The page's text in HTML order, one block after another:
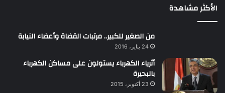
الأكثر مشاهدة
من الصغير للكبير.. مرتبات القضاة وأعضاء النيابة
24 يناير، 2016
أثرياء الكهرباء يستولون على مساكن الكهرباء
بالبحيرة
23 أكتوبر، 2015